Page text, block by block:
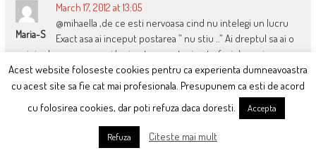
Maria-S
March 17, 2012 at 13:05
@mihaella ,de ce esti nervoasa cind nu intelegi un lucru
Exact asa ai inceput postarea ” nu stiu ..” Ai dreptul sa ai o
opinie dar masura ..vezi la cine te raportezi ca te faci de rusine
Invata politica de la comentatorii pregatiti ,cu un cuvint de spus ,asa
nu o sa te mai vinzi pe o plasa cu mincare sau haine la mina 3
Sint convinsa ca d-nul Ciutacu o sa-l invite la un dialog dar sa avem
putina rabdare ,nici D-zeu nu a facut lumea intr-o zi .Sa mai vedem
daca MRU se desprinde de tagma jefuitorilor ,sa fie mai putincios ,sa
dea cu duta si cu alti ca el de pamint , (pina acum sta cu pumnul
Acest website foloseste cookies pentru ca experienta dumneavoastra
cu acest site sa fie cat mai profesionala. Presupunem ca esti de acord
cu folosirea cookies, dar poti refuza daca doresti.
Accepta
Refuza Citeste mai mult